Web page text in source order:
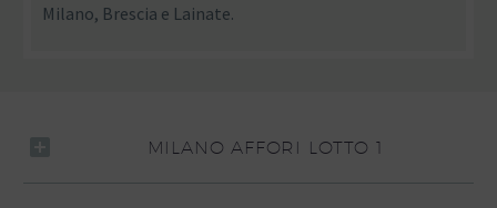
Milano, Brescia e Lainate.
MILANO AFFORI LOTTO 1